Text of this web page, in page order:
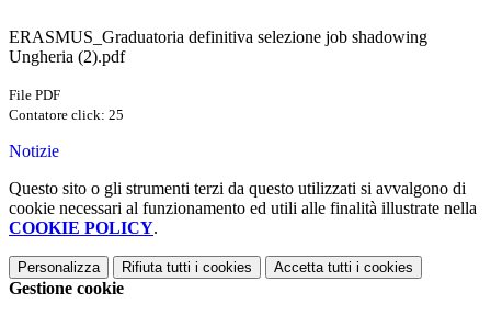
ERASMUS_Graduatoria definitiva selezione job shadowing
Ungheria (2).pdf
File PDF
Contatore click: 25
Notizie
Questo sito o gli strumenti terzi da questo utilizzati si avvalgono di
cookie necessari al funzionamento ed utili alle finalità illustrate nella
COOKIE POLICY.
Personalizza Rifiuta tutti i cookies Accetta tutti i cookies
Gestione cookie